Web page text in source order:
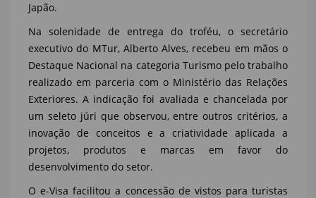
Japão.
Na solenidade de entrega do troféu, o secretário
executivo do MTur, Alberto Alves, recebeu em mãos o
Destaque Nacional na categoria Turismo pelo trabalho
realizado em parceria com o Ministério das Relações
Exteriores. A indicação foi avaliada e chancelada por
um seleto júri que observou, entre outros critérios, a
inovação de conceitos e a criatividade aplicada a
projetos, produtos e marcas em favor do
desenvolvimento do setor.
O e-Visa facilitou a concessão de vistos para turistas